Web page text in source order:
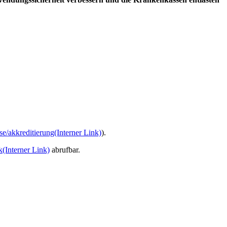
akkreditierung(Interner Link)).
(Interner Link) abrufbar.